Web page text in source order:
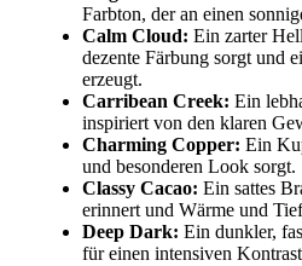
Farbton, der an einen
Calm Cloud: Ein zarter
dezente Färbung sorgt und
erzeugt.
Carribean Creek: Ein
inspiriert von den klaren
Charming Copper: Ein
und besonderen Look sorgt.
Classy Cacao: Ein sattes
erinnert und Wärme und
Deep Dark: Ein dunkler,
für einen intensiven